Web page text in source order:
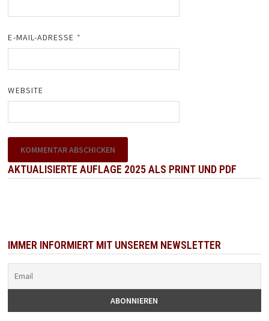
E-MAIL-ADRESSE *
WEBSITE
AKTUALISIERTE AUFLAGE 2025 ALS PRINT UND PDF
IMMER INFORMIERT MIT UNSEREM NEWSLETTER